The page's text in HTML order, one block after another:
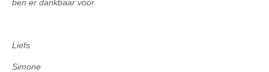
ben er dankbaar voor.
Liefs
Simone